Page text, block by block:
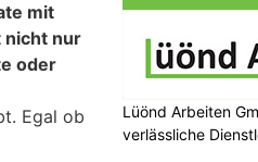
mit
nicht nur
oder
Egal ob
Lüönd Arbeiten
verlässliche